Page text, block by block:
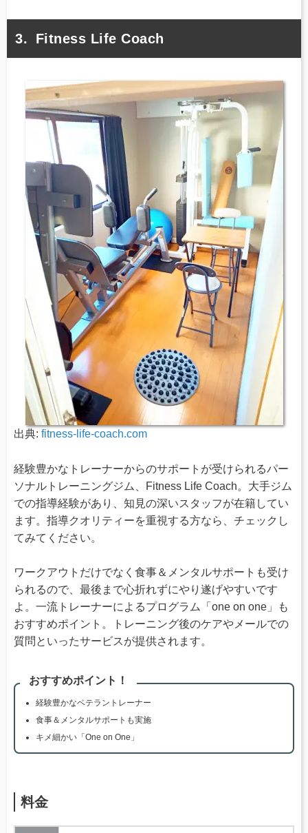
Fitness Life Coach
出典: fitness-life-coach.com
経験豊かなトレーナーからのサポートが受けられるパー
ソナルトレーニングジム、Fitness Life Coach。大手ジム
での指導経験があり、知見の深いスタッフが在籍してい
ます。指導クオリティーを重視する方なら、チェックし
てみてください。
ワークアウトだけでなく食事＆メンタルサポートも受け
られるので、最後まで心折れずにやり遂げやすいです
よ。一流トレーナーによるプログラム「one on one」も
おすすめポイント。トレーニング後のケアやメールでの
質問といったサービスが提供されます。
おすすめポイント！
経験豊かなベテラントレーナー
食事＆メンタルサポートも実施
キメ細かい「One on One」
料金